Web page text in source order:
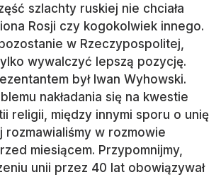
szlachty ruskiej nie chciała
Rosji czy kogokolwiek innego.
w Rzeczypospolitej,
wywalczyć lepszą pozycję.
był Iwan Wyhowski.
nakładania się na kwestie
religii, między innymi sporu o unię
rozmawialiśmy w rozmowie
miesiącem. Przypomnijmy,
unii przez 40 lat obowiązywał